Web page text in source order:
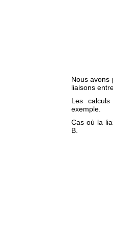
Nous avons
liaisons
Les
exemple.
Cas où la
B.